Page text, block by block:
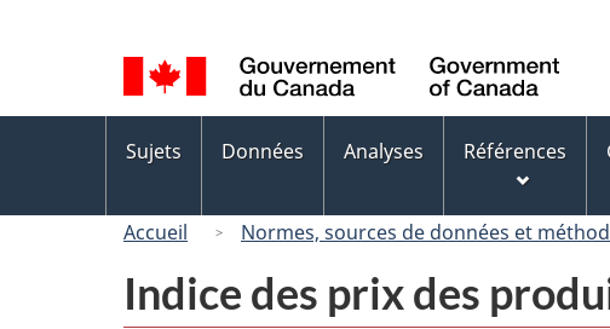
de
la
langue
des
Sujets Données Analyses Références
Accueil Normes, sources de données et
Indice des prix des